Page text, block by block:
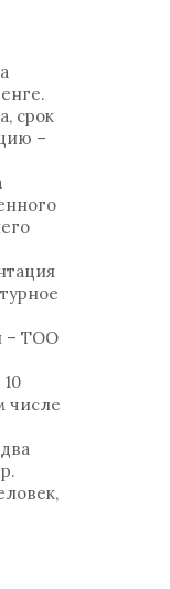
срок
–
– ТОО
числе